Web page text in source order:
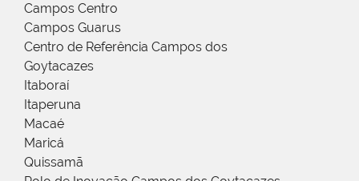
Campos Centro
Campos Guarus
Centro de Referência Campos dos
Goytacazes
Itaboraí
Itaperuna
Macaé
Maricá
Quissamã